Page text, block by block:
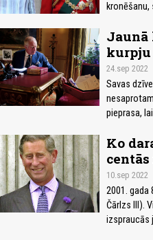
kronēšanu,
Jaunā
kurpju
24.sep 2022
Savas
pieprasa,
Ko
10.sep 2022
2001. gada
Čārlzs III).
izspraucās